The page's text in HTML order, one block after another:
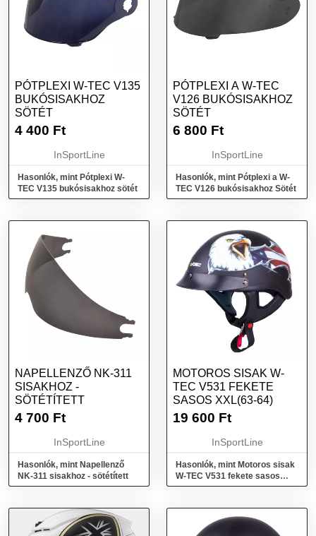
PÓTPLEXI W-TEC V135
BUKÓSISAKHOZ
SÖTÉT
4 400 Ft
InSportLine
Hasonlók, mint Pótplexi W-
TEC V135 bukósisakhoz sötét
PÓTPLEXI A W-TEC
V126 BUKÓSISAKHOZ
SÖTÉT
6 800 Ft
InSportLine
Hasonlók, mint Pótplexi a W-
TEC V126 bukósisakhoz Sötét
NAPELLENZŐ NK-311
SISAKHOZ -
SÖTÉTÍTETT
4 700 Ft
InSportLine
Hasonlók, mint Napellenző
NK-311 sisakhoz - sötétített
MOTOROS SISAK W-
TEC V531 FEKETE
SASOS XXL(63-64)
19 600 Ft
InSportLine
Hasonlók, mint Motoros sisak
W-TEC V531 fekete sasos
XXL(63-64)